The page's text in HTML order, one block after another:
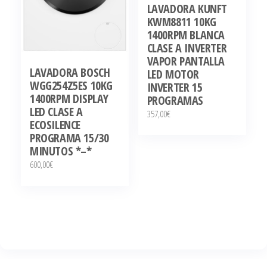
LAVADORA BOSCH
WGG254Z5ES 10KG
1400RPM DISPLAY
LED CLASE A
ECOSILENCE
PROGRAMA 15/30
MINUTOS *–*
600,00€
LAVADORA KUNFT
KWM8811 10KG
1400RPM BLANCA
CLASE A INVERTER
VAPOR PANTALLA
LED MOTOR
INVERTER 15
PROGRAMAS
357,00€